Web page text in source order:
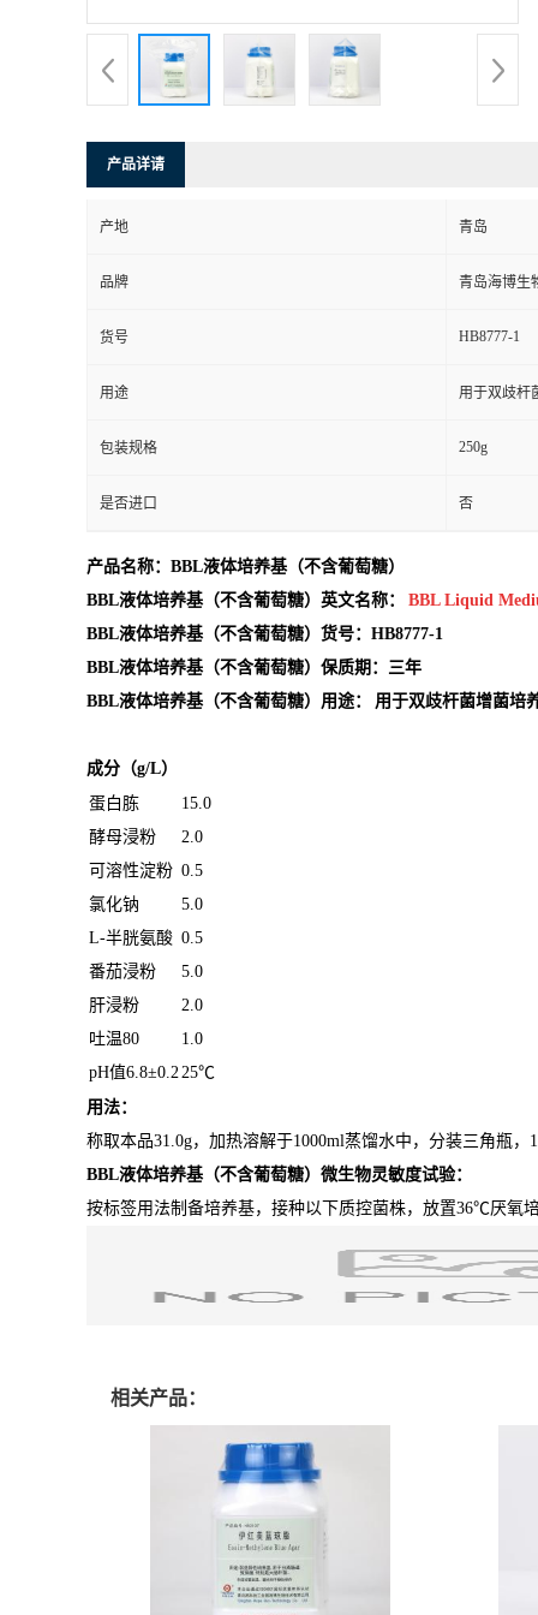
产品详请
产地 青岛
品牌 青岛海博生
货号 HB8777-1
用途 用于双歧杆
包装规格 250g
是否进口 否
产品名称：BBL液体培养基（不含葡萄糖）
BBL液体培养基（不含葡萄糖）英文名称：
BBL Liquid
BBL液体培养基（不含葡萄糖）货号：HB8777-1
BBL液体培养基（不含葡萄糖）保质期：三年
BBL液体培养基（不含葡萄糖）用途：
用于双歧杆菌增菌培
成分（g/L）
蛋白胨
15.0
酵母浸粉
2.0
可溶性淀粉 0.5
氯化钠
5.0
L-半胱氨酸 0.5
番茄浸粉
5.0
肝浸粉
2.0
吐温80
1.0
pH值6.8±0.2 25℃
用法：
称取本品31.0g，加热溶解于1000ml蒸馏水中，分装三角瓶
BBL液体培养基（不含葡萄糖） 微生物灵敏度试验：
按标签用法制备培养基，接种以下质控菌株，放置36℃厌氧
相关产品：